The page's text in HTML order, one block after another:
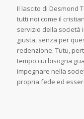
Il lascito di Desmond
tutti noi come il
servizio della società
giusta, senza per
redenzione. Tutu,
tempo cui bisogna
impegnare nella
propria fede ed